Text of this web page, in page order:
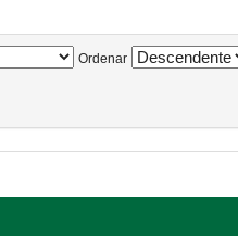
Ordenar